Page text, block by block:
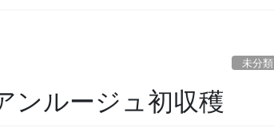
未分類
ンルージュ初収穫